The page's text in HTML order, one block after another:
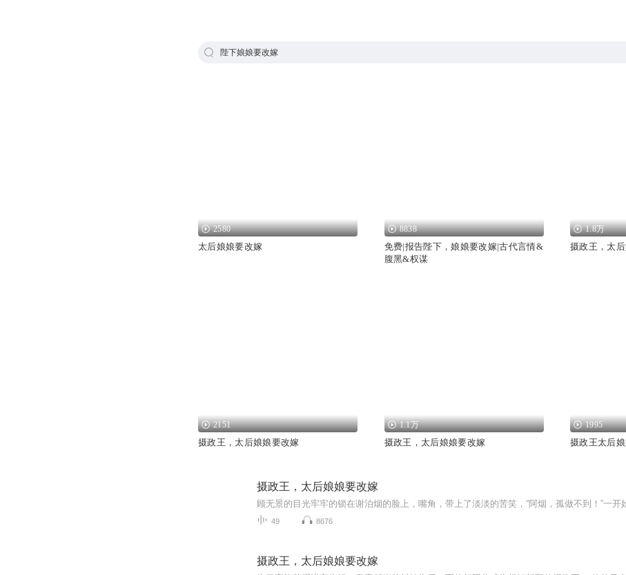
陛下娘娘要改嫁
2580
太后娘娘要改嫁
8838
免费|报告陛下，娘娘要改嫁|古代言情&
腹黑&权谋
1.8万
摄政王，太
2151
摄政王，太后娘娘要改嫁
1.1万
摄政王，太后娘娘要改嫁
1995
摄政王太后
摄政王，太后娘娘要改嫁
49 8676
摄政王，太后娘娘要改嫁